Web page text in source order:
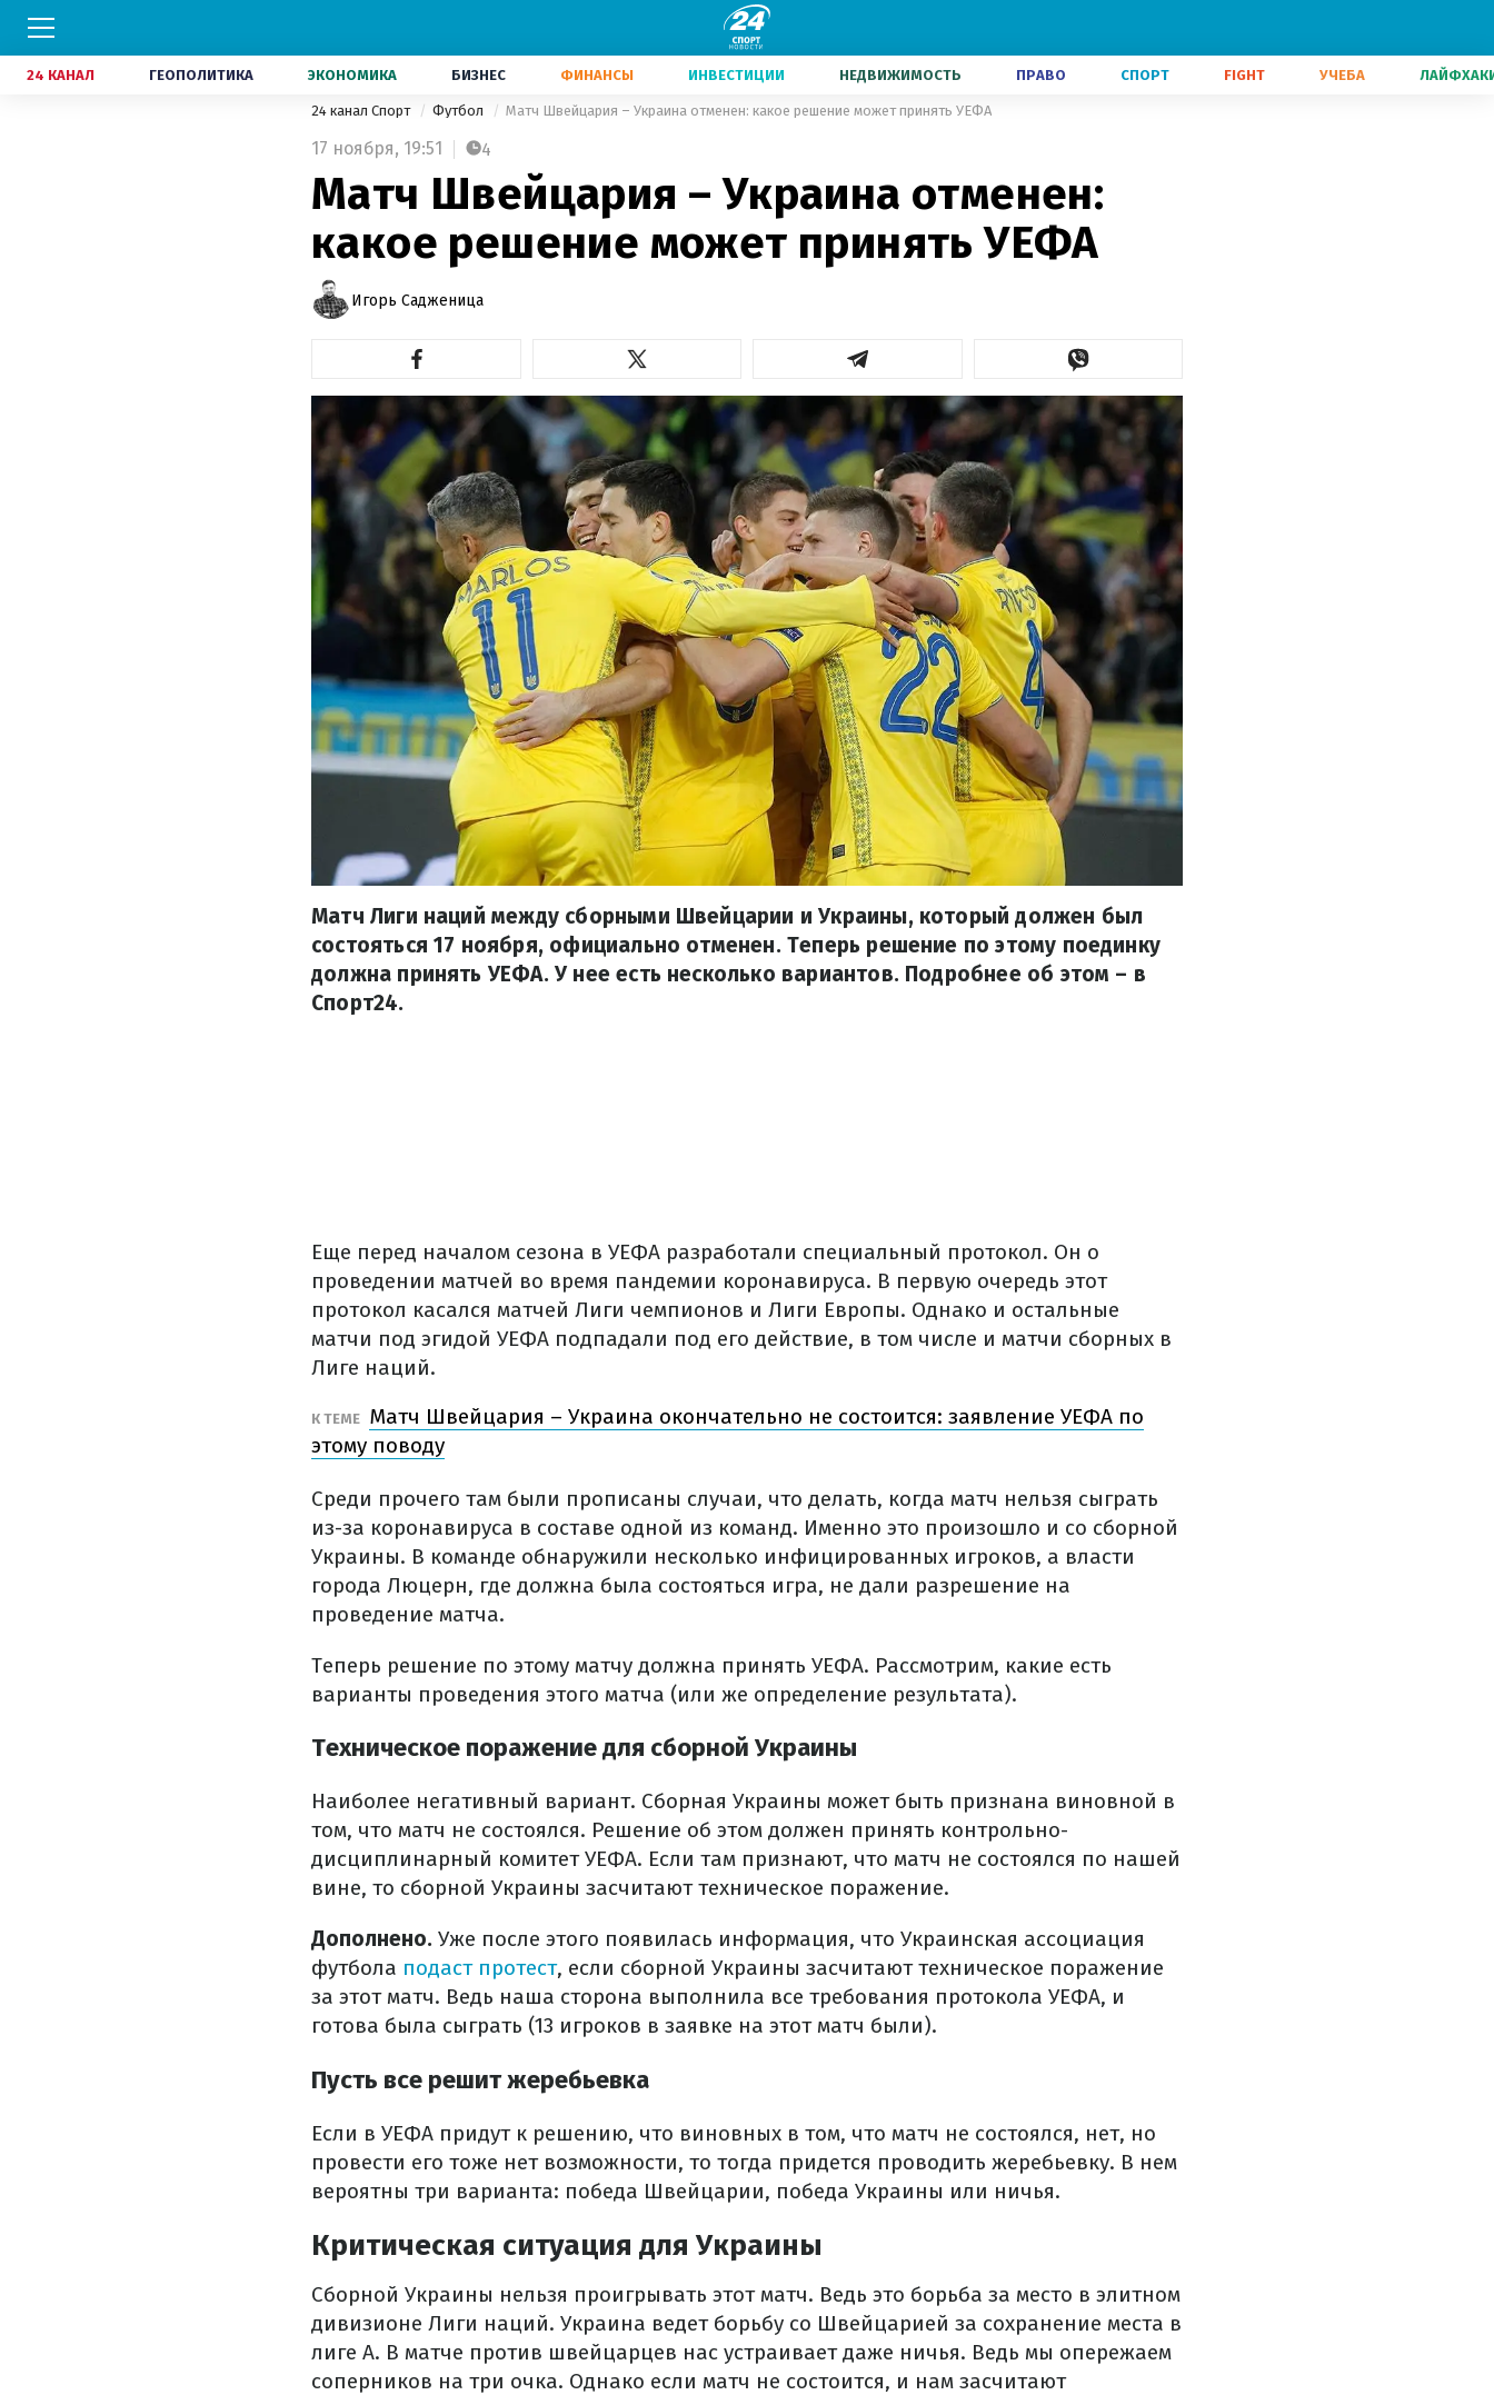
24 КАНАЛ ГЕОПОЛИТИКА ЭКОНОМИКА БИЗНЕС ФИНАНСЫ ИНВЕСТИЦИИ НЕДВИЖИМОСТЬ ПРАВО СПОРТ FIGHT УЧЕБА
24 канал Спорт Футбол Матч Швейцария – Украина отменен: какое решение может принять УЕФА
17 ноября, 19:51 4
Матч Швейцария – Украина отменен:
какое решение может принять УЕФА
Игорь Садженица
Матч Лиги наций между сборными Швейцарии и Украины, который должен был
состояться 17 ноября, официально отменен. Теперь решение по этому поединку
должна принять УЕФА. У нее есть несколько вариантов. Подробнее об этом – в
Спорт24.
Еще перед началом сезона в УЕФА разработали специальный протокол. Он о
проведении матчей во время пандемии коронавируса. В первую очередь этот
протокол касался матчей Лиги чемпионов и Лиги Европы. Однако и остальные
матчи под эгидой УЕФА подпадали под его действие, в том числе и матчи сборных в
Лиге наций.
К ТЕМЕ Матч Швейцария – Украина окончательно не состоится: заявление УЕФА по
этому поводу
Среди прочего там были прописаны случаи, что делать, когда матч нельзя сыграть
из-за коронавируса в составе одной из команд. Именно это произошло и со сборной
Украины. В команде обнаружили несколько инфицированных игроков, а власти
города Люцерн, где должна была состояться игра, не дали разрешение на
проведение матча.
Теперь решение по этому матчу должна принять УЕФА. Рассмотрим, какие есть
варианты проведения этого матча (или же определение результата).
Техническое поражение для сборной Украины
Наиболее негативный вариант. Сборная Украины может быть признана виновной в
том, что матч не состоялся. Решение об этом должен принять контрольно-
дисциплинарный комитет УЕФА. Если там признают, что матч не состоялся по нашей
вине, то сборной Украины засчитают техническое поражение.
Дополнено. Уже после этого появилась информация, что Украинская ассоциация
футбола подаст протест, если сборной Украины засчитают техническое поражение
за этот матч. Ведь наша сторона выполнила все требования протокола УЕФА, и
готова была сыграть (13 игроков в заявке на этот матч были).
Пусть все решит жеребьевка
Если в УЕФА придут к решению, что виновных в том, что матч не состоялся, нет, но
провести его тоже нет возможности, то тогда придется проводить жеребьевку. В нем
вероятны три варианта: победа Швейцарии, победа Украины или ничья.
Критическая ситуация для Украины
Сборной Украины нельзя проигрывать этот матч. Ведь это борьба за место в элитном
дивизионе Лиги наций. Украина ведет борьбу со Швейцарией за сохранение места в
лиге A. В матче против швейцарцев нас устраивает даже ничья. Ведь мы опережаем
соперников на три очка. Однако если матч не состоится, и нам засчитают